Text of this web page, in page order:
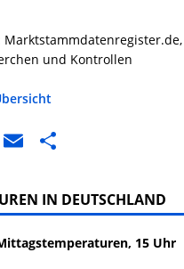
und Kontrollen
T E
ai
l
le
n
IN DEUTSCHLAND
15 Uhr